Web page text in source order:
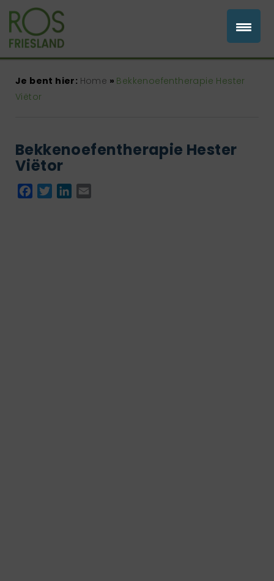
Je bent hier: Home » Bekkenoefentherapie Hester
Viëtor
Bekkenoefentherapie Hester
Viëtor
Facebook
TwitterLinkedIn